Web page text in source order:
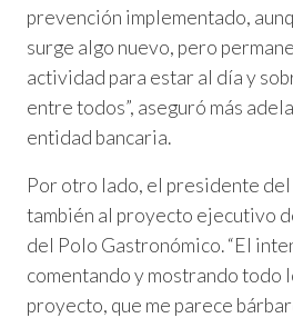
prevención implementado,
surge algo nuevo, pero
actividad para estar al día y
entre todos”, aseguró más
entidad bancaria.
Por otro lado, el presidente
también al proyecto ejecutivo
del Polo Gastronómico. “El
comentando y mostrando todo
proyecto, que me parece